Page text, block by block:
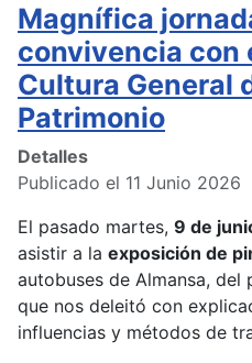
Magnífica
convivencia con
Cultura General
Patrimonio
Detalles
Publicado el 11 Junio 2026
El pasado martes, 9 de
asistir a la exposición de
autobuses de Almansa, del
que nos deleitó con
influencias y métodos de